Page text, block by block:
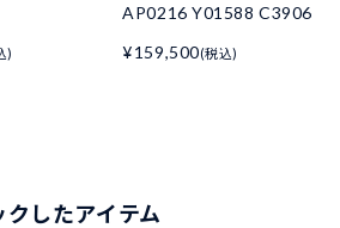
)
AP0216 Y01588 C3906
¥159,500(税込)
したアイテム